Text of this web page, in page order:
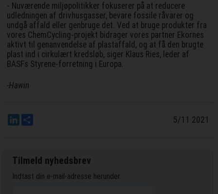
- Nuværende miljøpolitikker fokuserer på at reducere
udledningen af drivhusgasser, bevare fossile råvarer og
undgå affald eller genbruge det. Ved at bruge produkter fra
vores ChemCycling-projekt bidrager vores partner Ekornes
aktivt til genanvendelse af plastaffald, og at få den brugte
plast ind i cirkulært kredsløb, siger Klaus Ries, leder af
BASFs Styrene-forretning i Europa.
-Hawin
LinkedIn 5/11 2021
Tilmeld nyhedsbrev
Indtast din e-mail-adresse herunder.